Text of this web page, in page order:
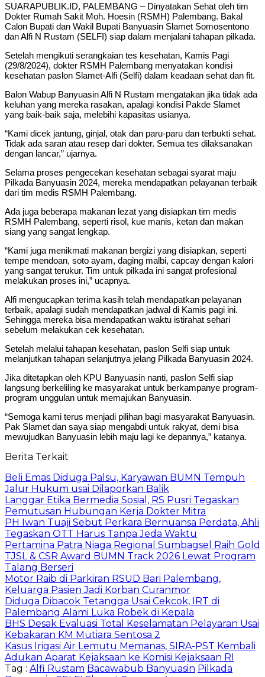
SUARAPUBLIK.ID, PALEMBANG – Dinyatakan Sehat oleh tim
Dokter Rumah Sakit Moh. Hoesin (RSMH) Palembang. Bakal
Calon Bupati dan Wakil Bupati Banyuasin Slamet Somosentono
dan Alfi N Rustam (SELFI) siap dalam menjalani tahapan pilkada.
Setelah mengikuti serangkaian tes kesehatan, Kamis Pagi
(29/8/2024), dokter RSMH Palembang menyatakan kondisi
kesehatan paslon Slamet-Alfi (Selfi) dalam keadaan sehat dan fit.
Balon Wabup Banyuasin Alfi N Rustam mengatakan jika tidak ada
keluhan yang mereka rasakan, apalagi kondisi Pakde Slamet
yang baik-baik saja, melebihi kapasitas usianya.
“Kami dicek jantung, ginjal, otak dan paru-paru dan terbukti sehat.
Tidak ada saran atau resep dari dokter. Semua tes dilaksanakan
dengan lancar,” ujarnya.
Selama proses pengecekan kesehatan sebagai syarat maju
Pilkada Banyuasin 2024, mereka mendapatkan pelayanan terbaik
dari tim medis RSMH Palembang.
Ada juga beberapa makanan lezat yang disiapkan tim medis
RSMH Palembang, seperti risol, kue manis, ketan dan makan
siang yang sangat lengkap.
“Kami juga menikmati makanan bergizi yang disiapkan, seperti
tempe mendoan, soto ayam, daging malbi, capcay dengan kalori
yang sangat terukur. Tim untuk pilkada ini sangat profesional
melakukan proses ini,” ucapnya.
Alfi mengucapkan terima kasih telah mendapatkan pelayanan
terbaik, apalagi sudah mendapatkan jadwal di Kamis pagi ini.
Sehingga mereka bisa mendapatkan waktu istirahat sehari
sebelum melakukan cek kesehatan.
Setelah melalui tahapan kesehatan, paslon Selfi siap untuk
melanjutkan tahapan selanjutnya jelang Pilkada Banyuasin 2024.
Jika ditetapkan oleh KPU Banyuasin nanti, paslon Selfi siap
langsung berkeliling ke masyarakat untuk berkampanye program-
program unggulan untuk memajukan Banyuasin.
“Semoga kami terus menjadi pilihan bagi masyarakat Banyuasin.
Pak Slamet dan saya siap mengabdi untuk rakyat, demi bisa
mewujudkan Banyuasin lebih maju lagi ke depannya,” katanya.
Berita Terkait
Beli Emas Diduga Palsu, Karyawan BUMN Tempuh
Jalur Hukum usai Dilaporkan Balik
Langgar Etika Bermedia Sosial, RS Pusri Tegaskan
Pemutusan Hubungan Kerja Dokter Mitra
PH Iwan Tuaji Sebut Perkara Bernuansa Perdata, Ahli
Tegaskan OTT Harus Tanpa Jeda Waktu
Pertamina Patra Niaga Regional Sumbagsel Raih Gold
TJSL & CSR Award BUMN Track 2026 Lewat Program
Talang Berseri
Motor Raib di Parkiran RSUD Bari Palembang,
Keluarga Pasien Jadi Korban Curanmor
Diduga Dibacok Tetangga Usai Cekcok, IRT di
Palembang Alami Luka Robek di Kepala
BHS Desak Evaluasi Total Keselamatan Pelayaran Usai
Kebakaran KM Mutiara Sentosa 2
Kasus Irigasi Air Lemutu Memanas, SIRA-PST Kembali
Adukan Aparat Kejaksaan ke Komisi Kejaksaan RI
Tag : Alfi Rustam Bacawabub Banyuasin Pilkada